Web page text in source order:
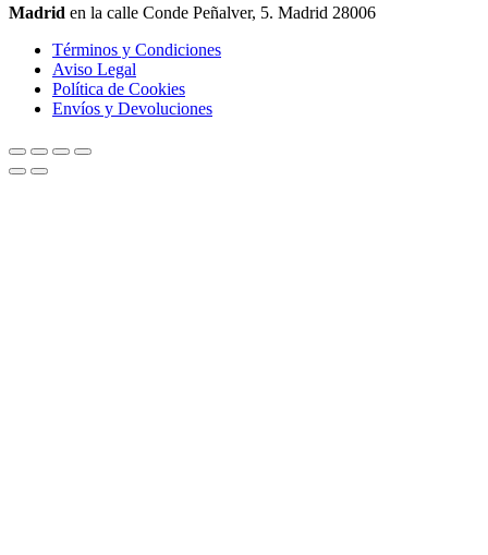
Madrid en la calle Conde Peñalver, 5. Madrid 28006
Términos y Condiciones
Aviso Legal
Política de Cookies
Envíos y Devoluciones